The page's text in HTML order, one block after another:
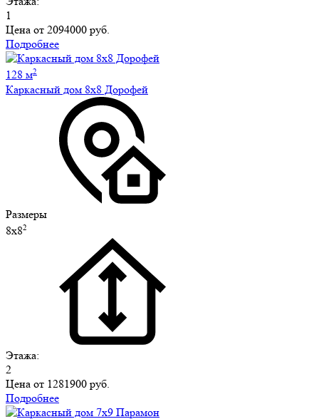
1
Цена от 2094000 руб.
Подробнее
128 м2
Каркасный дом 8х8 Дорофей
Размеры
8х82
Этажа:
2
Цена от 1281900 руб.
Подробнее